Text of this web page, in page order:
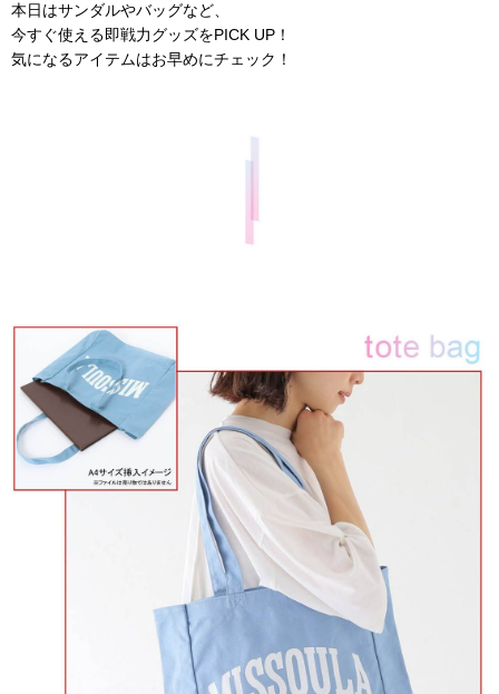
本日はサンダルやバッグなど、
今すぐ使える即戦力グッズをPICK UP！
気になるアイテムはお早めにチェック！